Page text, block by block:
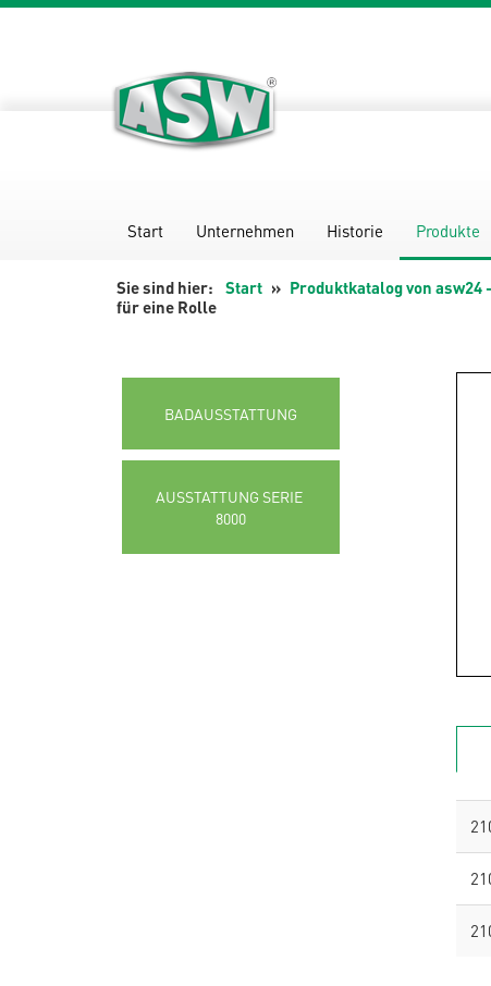
Start Unternehmen Historie Produkte
Start Produktkatalog von asw24
für eine Rolle
BADAUSSTATTUNG
AUSSTATTUNG SERIE
8000